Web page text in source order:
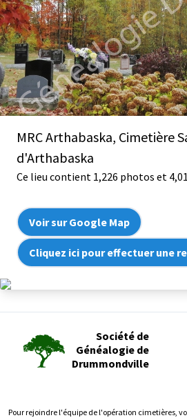
MRC Arthabaska, Cimetière
d'Arthabaska
Ce lieu contient 1,226 photos et
Voir sur Google Map
Cliquez ici pour effectuer une
Société de
Généalogie de
Drummondville
Pour rejoindre l'équipe de l'opération cimetières,